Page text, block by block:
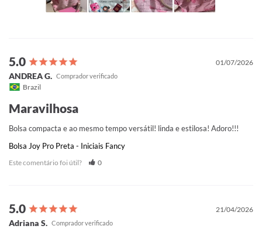
01/07/2026
ANDREA G.
Brazil
Maravilhosa
Bolsa compacta e ao mesmo tempo versátil! linda e estilosa! Adoro!!!
Bolsa Joy Pro Preta - Iniciais Fancy
Este comentário foi útil? 0
21/04/2026
Adriana S.